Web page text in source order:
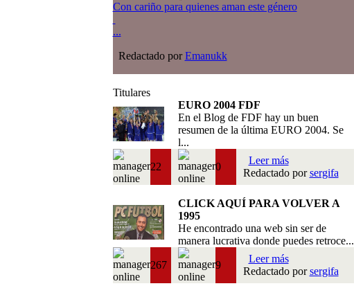
Con cariño para quienes aman este género
...
Redactado porEmanukk
Titulares
EURO 2004 FDF
En el Blog de FDF hay un buen
resumen de la última EURO 2004. Se
l...
22 0
Leer más
Redactado porsergifa
CLICK AQUÍ PARA VOLVER A
1995
He encontrado una web sin ser de
manera lucrativa donde puedes retroce...
267 9
Leer más
Redactado porsergifa